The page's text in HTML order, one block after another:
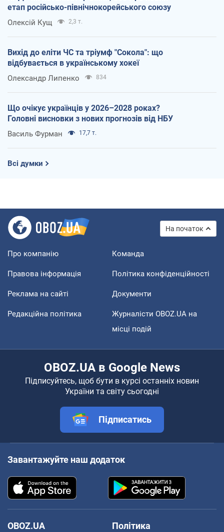
етап російсько-північнокорейського союзу
Олексій Кущ 2,3 т.
Вихід до еліти ЧС та тріумф "Сокола": що
відбувається в українському хокеї
Олександр Липенко 834
Що очікує українців у 2026–2028 роках?
Головні висновки з нових прогнозів від НБУ
Василь Фурман 17,7 т.
Всі думки
На початок
Про компанію Команда
Правова інформація Політика конфіденційності
Реклама на сайті Документи
Редакційна політика
Журналісти OBOZ.UA на
місці подій
OBOZ.UA в Google News
Підписуйтесь, щоб бути в курсі останніх новин
України та світу сьогодні
Підписатись
Завантажуйте наш додаток
OBOZ.UA
Політика